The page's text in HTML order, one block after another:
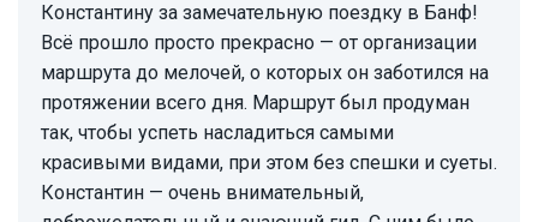
Константину за замечательную поездку в Банф!
Всё прошло просто прекрасно — от организации
маршрута до мелочей, о которых он заботился на
протяжении всего дня. Маршрут был продуман
так, чтобы успеть насладиться самыми
красивыми видами, при этом без спешки и суеты.
Константин — очень внимательный,